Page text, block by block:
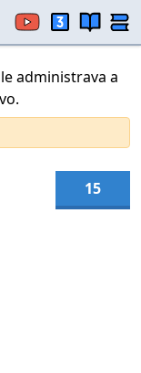
administrava a
15